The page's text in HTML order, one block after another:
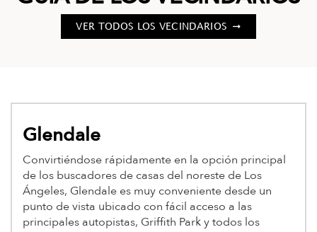
VER TODOS LOS VECINDARIOS
Glendale
Convirtiéndose rápidamente en la opción principal
de los buscadores de casas del noreste de Los
Ángeles, Glendale es muy conveniente desde un
punto de vista ubicado con fácil acceso a las
principales autopistas, Griffith Park y todos los